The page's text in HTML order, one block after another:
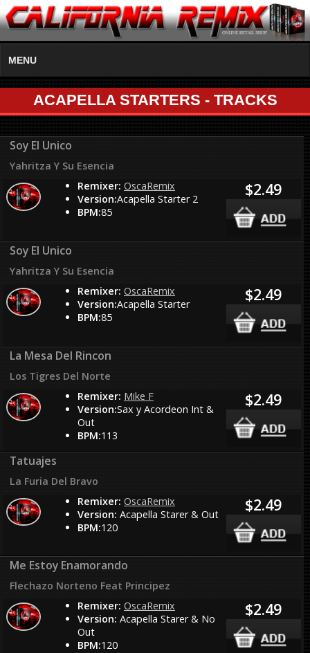
MENU
ACAPELLA STARTERS - TRACKS
Soy El Unico
Yahritza Y Su Esencia
Remixer: OscaRemix
Version:Acapella Starter 2
BPM:85
$2.49
Soy El Unico
Yahritza Y Su Esencia
Remixer: OscaRemix
Version:Acapella Starter
BPM:85
$2.49
La Mesa Del Rincon
Los Tigres Del Norte
Remixer: Mike F
Version:Sax y Acordeon Int &
Out
BPM:113
$2.49
Tatuajes
La Furia Del Bravo
Remixer: OscaRemix
Version: Acapella Starer & Out
BPM:120
$2.49
Me Estoy Enamorando
Flechazo Norteno Feat Principez
Remixer: OscaRemix
Version: Acapella Starer & No
Out
BPM:120
$2.49